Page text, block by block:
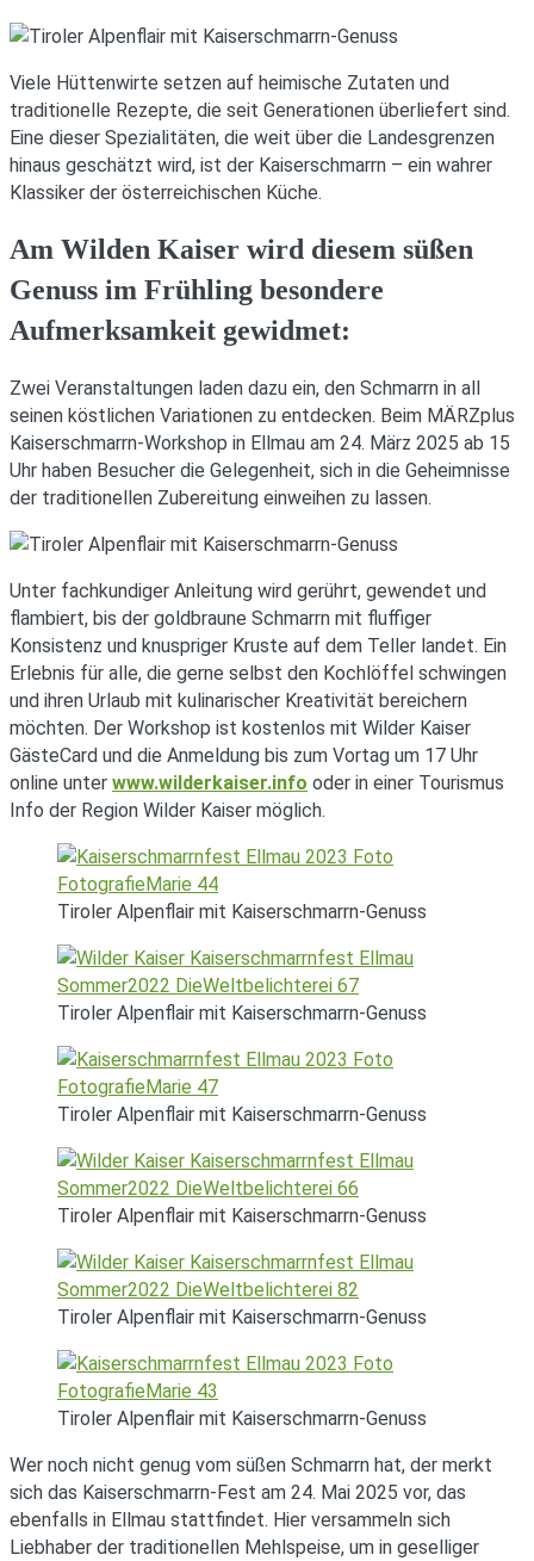
Viele Hüttenwirte setzen auf heimische Zutaten und
traditionelle Rezepte, die seit Generationen überliefert sind.
Eine dieser Spezialitäten, die weit über die Landesgrenzen
hinaus geschätzt wird, ist der Kaiserschmarrn – ein wahrer
Klassiker der österreichischen Küche.
Am Wilden Kaiser wird diesem süßen
Genuss im Frühling besondere
Aufmerksamkeit gewidmet:
Zwei Veranstaltungen laden dazu ein, den Schmarrn in all
seinen köstlichen Variationen zu entdecken. Beim MÄRZplus
Kaiserschmarrn-Workshop in Ellmau am 24. März 2025 ab 15
Uhr haben Besucher die Gelegenheit, sich in die Geheimnisse
der traditionellen Zubereitung einweihen zu lassen.
Unter fachkundiger Anleitung wird gerührt, gewendet und
flambiert, bis der goldbraune Schmarrn mit fluffiger
Konsistenz und knuspriger Kruste auf dem Teller landet. Ein
Erlebnis für alle, die gerne selbst den Kochlöffel schwingen
und ihren Urlaub mit kulinarischer Kreativität bereichern
möchten. Der Workshop ist kostenlos mit Wilder Kaiser
GästeCard und die Anmeldung bis zum Vortag um 17 Uhr
online unter www.wilderkaiser.info oder in einer Tourismus
Info der Region Wilder Kaiser möglich.
Tiroler Alpenflair mit Kaiserschmarrn-Genuss
Tiroler Alpenflair mit Kaiserschmarrn-Genuss
Tiroler Alpenflair mit Kaiserschmarrn-Genuss
Tiroler Alpenflair mit Kaiserschmarrn-Genuss
Tiroler Alpenflair mit Kaiserschmarrn-Genuss
Tiroler Alpenflair mit Kaiserschmarrn-Genuss
Wer noch nicht genug vom süßen Schmarrn hat, der merkt
sich das Kaiserschmarrn-Fest am 24. Mai 2025 vor, das
ebenfalls in Ellmau stattfindet. Hier versammeln sich
Liebhaber der traditionellen Mehlspeise, um in geselliger